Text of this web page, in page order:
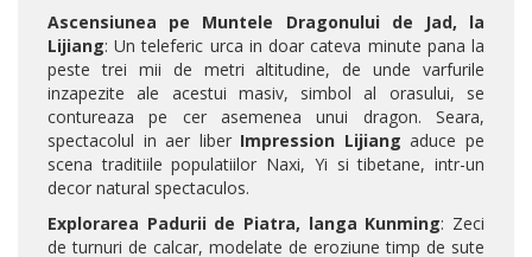
Ascensiunea pe Muntele Dragonului de Jad, la
Lijiang: Un teleferic urca in doar cateva minute pana la
peste trei mii de metri altitudine, de unde varfurile
inzapezite ale acestui masiv, simbol al orasului, se
contureaza pe cer asemenea unui dragon. Seara,
spectacolul in aer liber Impression Lijiang aduce pe
scena traditiile populatiilor Naxi, Yi si tibetane, intr-un
decor natural spectaculos.
Explorarea Padurii de Piatra, langa Kunming: Zeci
de turnuri de calcar, modelate de eroziune timp de sute